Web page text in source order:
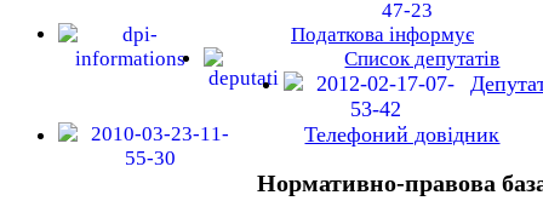
Податкова інформує
Список депутатів
Телефоний довідник
Нормативно-правова